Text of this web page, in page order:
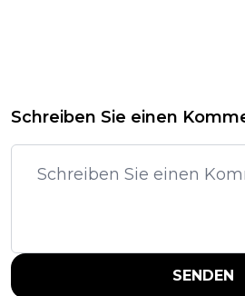
Schreiben Sie einen
SENDEN